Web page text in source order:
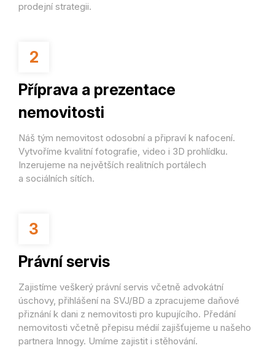
prodejní strategii.
2
Příprava a prezentace
nemovitosti
Náš tým nemovitost odosobní a připraví k nafocení.
Vytvoříme kvalitní fotografie, video i 3D prohlídku.
Inzerujeme na největších realitních portálech
a sociálních sítích.
3
Právní servis
Zajistíme veškerý právní servis včetně advokátní
úschovy, přihlášení na SVJ/BD a zpracujeme daňové
přiznání k dani z nemovitosti pro kupujícího. Předání
nemovitosti včetně přepisu médií zajišťujeme u našeho
partnera Innogy. Umíme zajistit i stěhování.